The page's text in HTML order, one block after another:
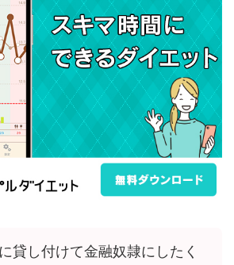
貸し付けて金融奴隷にしたく